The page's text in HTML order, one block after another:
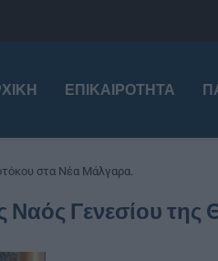
ΕΠΙΚΑΙΡΌΤΗΤΑ
στα Νέα Μάλγαρα.
Ναός Γενεσίου